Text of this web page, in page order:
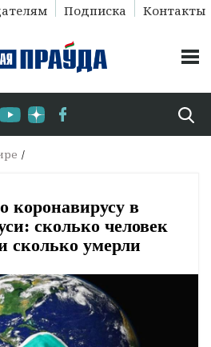
Подписка Контакты
коронавирусу в
сколько человек
сколько умерли